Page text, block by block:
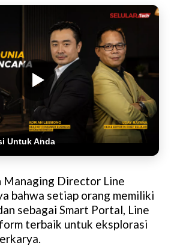
Untuk Anda
Managing Director Line
bahwa setiap orang memiliki
sebagai Smart Portal, Line
terbaik untuk eksplorasi